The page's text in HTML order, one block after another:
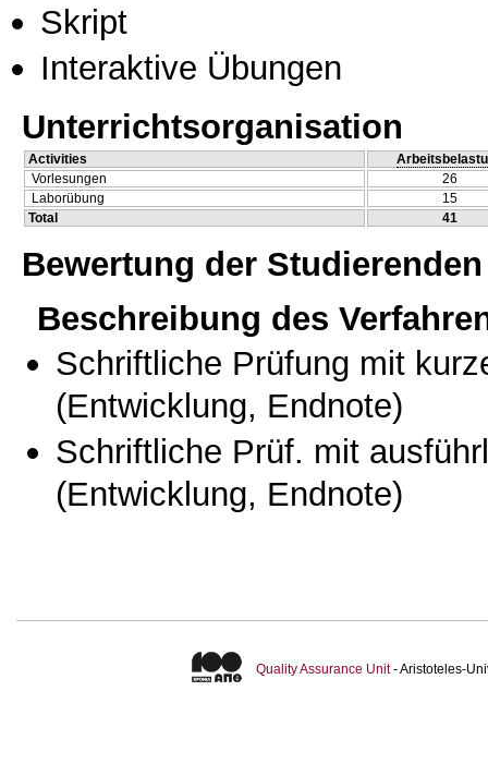
Skript
Interaktive Übungen
Unterrichtsorganisation
Activities
Vorlesungen
26
Laborübung
15
Total
41
Bewertung der Studierenden
Beschreibung des
Schriftliche Prüfung mit
(Entwicklung, Endnote)
Schriftliche Prüf. mit
(Entwicklung, Endnote)
Quality Assurance Unit- Aristoteles-